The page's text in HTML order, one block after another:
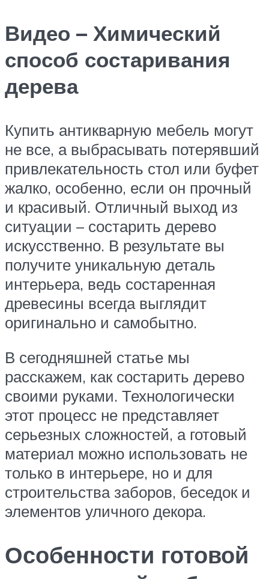
Видео – Химический
способ состаривания
дерева
Купить антикварную мебель могут
не все, а выбрасывать потерявший
привлекательность стол или буфет
жалко, особенно, если он прочный
и красивый. Отличный выход из
ситуации – состарить дерево
искусственно. В результате вы
получите уникальную деталь
интерьера, ведь состаренная
древесины всегда выглядит
оригинально и самобытно.
В сегодняшней статье мы
расскажем, как состарить дерево
своими руками. Технологически
этот процесс не представляет
серьезных сложностей, а готовый
материал можно использовать не
только в интерьере, но и для
строительства заборов, беседок и
элементов уличного декора.
Особенности готовой